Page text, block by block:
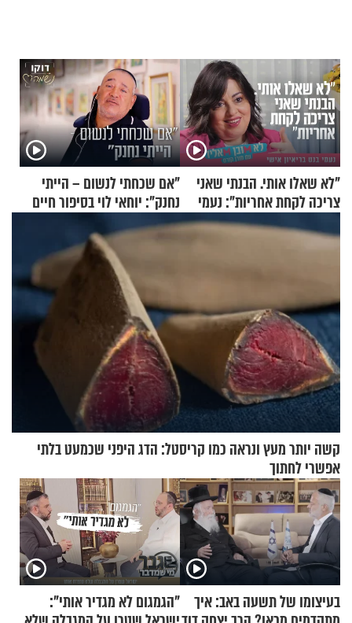
"לא שאלו אותי. הבנתי שאני
צריכה לקחת אחריות": נעמי
בנט בריאיון אישי
"אם שכחתי לנשום – הייתי
נחנק": יוחאי לוי בסיפור חיים
מעורר השראה
קשה יותר מעץ ונראה כמו קריסטל: הדג היפני שכמעט בלתי
אפשרי לחתוך
בעיצומו של תשעה באב: איך
"הגמגום לא מגדיר אותי":